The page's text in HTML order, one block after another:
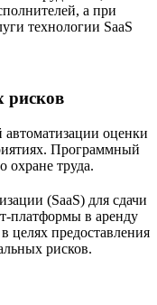
а при
технологии SaaS
рисков
оценки
Программный
охране труда.
(SaaS) для сдачи
платформы в аренду
целях предоставления
рисков.